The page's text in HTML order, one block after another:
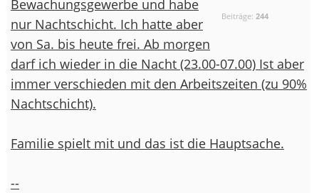
Beiträge: 244
Bewachungsgewerbe und habe
nur Nachtschicht. Ich hatte aber
von Sa. bis heute frei. Ab morgen
darf ich wieder in die Nacht (23.00-07.00) Ist aber
immer verschieden mit den Arbeitszeiten (zu 90%
Nachtschicht).
Familie spielt mit und das ist die Hauptsache.
--